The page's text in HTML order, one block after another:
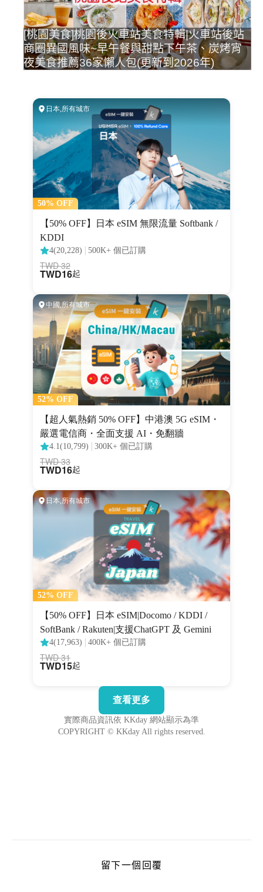
[桃園美食]桃園後火車站美食特輯|火車站後站
商圈異國風味~早午餐與甜點下午茶、炭烤宵
夜美食推薦36家懶人包(更新到2026年)
留下一個回覆